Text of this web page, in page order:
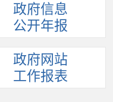
政府信息
公开年报
政府网站
工作报表